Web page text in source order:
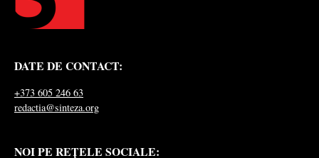
DATE DE CONTACT:
+373 605 246 63
redactia@sinteza.org
NOI PE REȚELE SOCIALE: